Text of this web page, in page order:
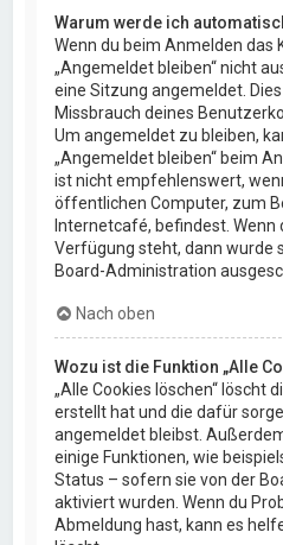
Warum werde ich
Wenn du beim Anmelden das
„Angemeldet bleiben“ nicht
eine Sitzung angemeldet.
Missbrauch deines
Um angemeldet zu bleiben,
„Angemeldet bleiben“ beim
ist nicht empfehlenswert,
öffentlichen Computer, zum
Internetcafé, befindest. Wenn
Verfügung steht, dann wurde
Board-Administration
Nach oben
Wozu ist die Funktion „Alle
„Alle Cookies löschen“ löscht
erstellt hat und die dafür
angemeldet bleibst.
einige Funktionen, wie
Status – sofern sie von der
aktiviert wurden. Wenn du
Abmeldung hast, kann es